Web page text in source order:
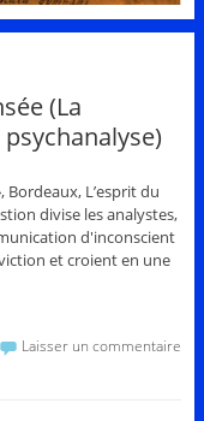
(La
L’esprit du
divise les analystes,
d'inconscient
et croient en une
Laisser un commentaire